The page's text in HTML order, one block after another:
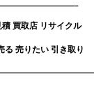
買取店 リサイクル
る 売りたい 引き取り